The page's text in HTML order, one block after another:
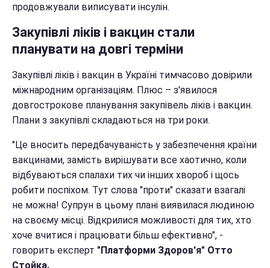
продовжували виписувати інсулін.
Закупівлі ліків і вакцин стали
планувати на довгі терміни
Закупівлі ліків і вакцин в Україні тимчасово довірили
міжнародним організаціям. Плюс – з'явилося
довгострокове планування закупівель ліків і вакцин.
Плани з закупівлі складаються на три роки.
"Це вносить передбачуваність у забезпечення країни
вакцинами, замість вирішувати все хаотично, коли
відбуваються спалахи тих чи інших хвороб і щось
робити поспіхом. Тут слова "проти" сказати взагалі
не можна! Супрун в цьому плані виявилася людиною
на своєму місці. Відкрилися можливості для тих, хто
хоче вчитися і працювати більш ефективно", -
говорить експерт "Платформи Здоров'я" Отто
Стойка.